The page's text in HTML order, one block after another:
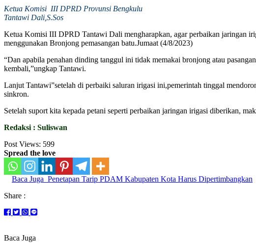
Ketua Komisi III DPRD Provunsi Bengkulu
Tantawi Dali,S.Sos
Ketua Komisi III DPRD Tantawi Dali mengharapkan, agar perbaikan jaringan
menggunakan Bronjong pemasangan batu.Jumaat (4/8/2023)
“Dan apabila penahan dinding tanggul ini tidak memakai bronjong atau
kembali,”ungkap Tantawi.
Lanjut Tantawi”setelah di perbaiki saluran irigasi ini,pemerintah tinggal
sinkron.
Setelah suport kita kepada petani seperti perbaikan jaringan irigasi diberikan,
Redaksi : Suliswan
Post Views: 599
Spread the love
Baca Juga Penetapan Tarip PDAM Kabupaten Kota Harus Dipertimbangkan
Share :
Baca Juga